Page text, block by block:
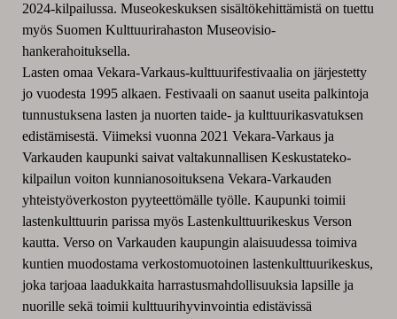
2024-kilpailussa. Museokeskuksen sisältökehittämistä on tuettu
myös Suomen Kulttuurirahaston Museovisio-
hankerahoituksella.
Lasten omaa Vekara-Varkaus-kulttuurifestivaalia on järjestetty
jo vuodesta 1995 alkaen. Festivaali on saanut useita palkintoja
tunnustuksena lasten ja nuorten taide- ja kulttuurikasvatuksen
edistämisestä. Viimeksi vuonna 2021 Vekara-Varkaus ja
Varkauden kaupunki saivat valtakunnallisen Keskustateko-
kilpailun voiton kunnianosoituksena Vekara-Varkauden
yhteistyöverkoston pyyteettömälle työlle. Kaupunki toimii
lastenkulttuurin parissa myös Lastenkulttuurikeskus Verson
kautta. Verso on Varkauden kaupungin alaisuudessa toimiva
kuntien muodostama verkostomuotoinen lastenkulttuurikeskus,
joka tarjoaa laadukkaita harrastusmahdollisuuksia lapsille ja
nuorille sekä toimii kulttuurihyvinvointia edistävissä